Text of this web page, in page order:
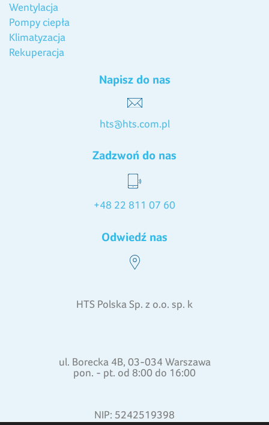
Wentylacja
Pompy ciepła
Klimatyzacja
Rekuperacja
Napisz do nas
hts@hts.com.pl
Zadzwoń do nas
+48 22 811 07 60
Odwiedź nas
HTS Polska Sp. z o.o. sp. k
ul. Borecka 4B, 03-034 Warszawa
pon. - pt. od 8:00 do 16:00
NIP: 5242519398